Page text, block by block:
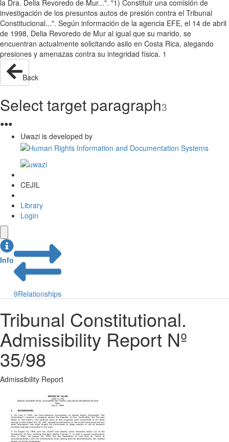
la Dra. Delia Revoredo de Mur...". "1) Constituir una comisión de
investigación de los presuntos autos de presión contra el Tribunal
Constitucional...". Según información de la agencia EFE, el 14 de abril
de 1998, Delia Revoredo de Mur al igual que su marido, se
encuentran actualmente solicitando asilo en Costa Rica, alegando
presiones y amenazas contra su integridad física. 1
Back
Select target paragraph3
●●●
Uwazi is developed by
CEJIL
Library
Login
Info
9Relationships
Tribunal Constitutional.
Admissibility Report Nº
35/98
Admissibility Report